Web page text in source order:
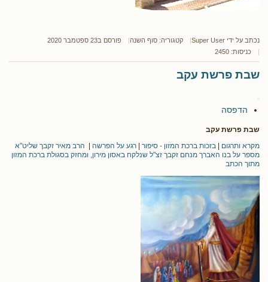
נכתב על ידי Super User קטגוריה: סוף השנה
פורסם ב23 ספטמבר 2020
כניסות: 2450
שבת פרשת עקב
הדפסה
שבת פרשת עקב
מקרא ותרגום
בזכות ברכת המזון - סיפור רגע על הפרשה
הרב מאיר זקבך שליט"א
מספר על בנו האברך מנחם זקבך זצ"ל שנלקח באסון מירון, ומחזק בסגולת ברכת המזון
מתוך הכתב